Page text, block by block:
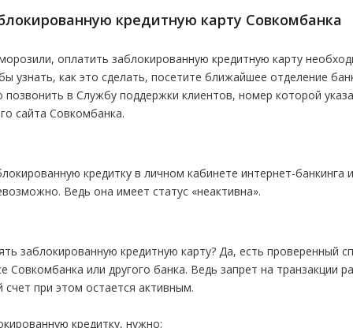
кредитную карту Совкомбанка
оплатить заблокированную кредитную карту
узнать, как это сделать, посетите ближайшее отделение
в Службу поддержки клиентов, номер которой
сайта Совкомбанка.
кредитку в личном кабинете интернет-банкинга
Ведь она имеет статус «неактивна».
заблокированную кредитную карту? Да, есть проверенный
Совкомбанка или другого банка. Ведь запрет на транзакции
счет при этом остается активным.
кредитку, нужно: